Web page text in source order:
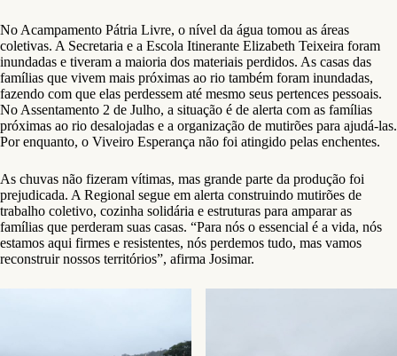
No Acampamento Pátria Livre, o nível da água tomou as áreas
coletivas. A Secretaria e a Escola Itinerante Elizabeth Teixeira foram
inundadas e tiveram a maioria dos materiais perdidos. As casas das
famílias que vivem mais próximas ao rio também foram inundadas,
fazendo com que elas perdessem até mesmo seus pertences pessoais.
No Assentamento 2 de Julho, a situação é de alerta com as famílias
próximas ao rio desalojadas e a organização de mutirões para ajudá-las.
Por enquanto, o Viveiro Esperança não foi atingido pelas enchentes.
As chuvas não fizeram vítimas, mas grande parte da produção foi
prejudicada. A Regional segue em alerta construindo mutirões de
trabalho coletivo, cozinha solidária e estruturas para amparar as
famílias que perderam suas casas. “Para nós o essencial é a vida, nós
estamos aqui firmes e resistentes, nós perdemos tudo, mas vamos
reconstruir nossos territórios”, afirma Josimar.